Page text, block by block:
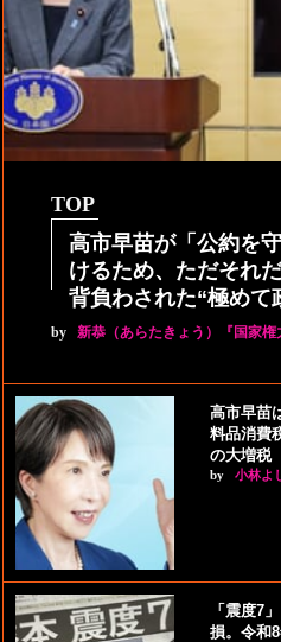
TOP
高市早苗が「公約を
けるため、ただそれ
背負わされた“極めて
by 新恭（あらたきょう）『国家
高市早苗
料品消費
の大増税
by 小林よ
「震度7
損。令和